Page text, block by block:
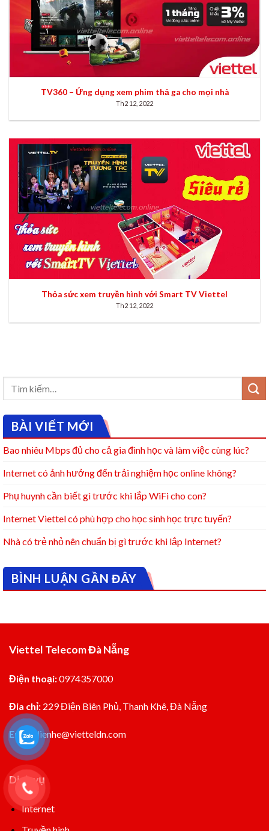
TV360 – Ứng dụng xem phim thả ga cho mọi nhà
Th2 12, 2022
Thỏa sức xem truyền hình với Smart TV Viettel
Th2 12, 2022
BÀI VIẾT MỚI
Bao nhiêu Mbps đủ cho cả gia đình học và làm việc cùng lúc?
Internet có ảnh hưởng đến trải nghiệm học online không?
Phụ huynh cần biết gì trước khi lắp WiFi cho con?
Internet Viettel có phù hợp cho học sinh học trực tuyến?
Nhà có trẻ nhỏ nên chuẩn bị gì trước khi lắp Internet?
BÌNH LUẬN GẦN ĐÂY
Viettel Telecom Đà Nẵng
Điện thoại:0974357000
Đia chỉ: 229 Điện Biên Phủ, Thanh Khê, Đà Nẵng
Email: lienhe@vietteldn.com
Dịch vụ
Internet